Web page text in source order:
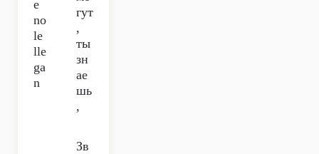
e
no
le
lle
ga
n
гут
,
ты
зн
ае
шь
,
Зв